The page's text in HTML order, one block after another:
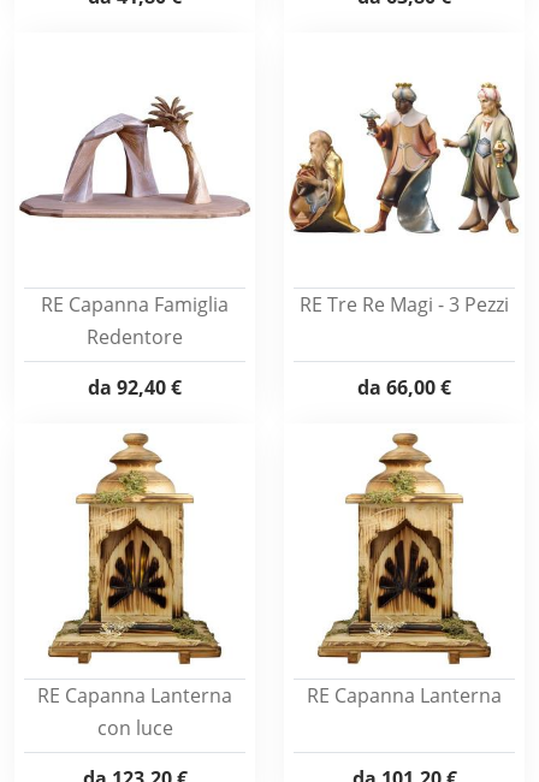
RE Capanna Famiglia
Redentore
da 92,40 €
RE Tre Re Magi - 3 Pezzi
da 66,00 €
RE Capanna Lanterna
con luce
RE Capanna Lanterna